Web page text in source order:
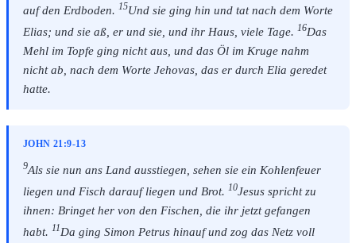
auf den Erdboden. 15Und sie ging hin und tat nach dem Worte
Elias; und sie aß, er und sie, und ihr Haus, viele Tage. 16Das
Mehl im Topfe ging nicht aus, und das Öl im Kruge nahm
nicht ab, nach dem Worte Jehovas, das er durch Elia geredet
hatte.
JOHN 21:9-13
9Als sie nun ans Land ausstiegen, sehen sie ein Kohlenfeuer
liegen und Fisch darauf liegen und Brot. 10Jesus spricht zu
ihnen: Bringet her von den Fischen, die ihr jetzt gefangen
habt. 11Da ging Simon Petrus hinauf und zog das Netz voll